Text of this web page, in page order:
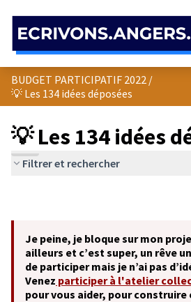
BUDGET PARTICIPATIF 2022 /
💡 Les 134 idées déposées
💡 Les 134 idées
Filtrer et rechercher
Je peine, je bloque sur mon
ailleurs et c’est super, un rêve
de participer mais je n’ai pas
Venez participer à l'atelier
pour vous aider, pour construire